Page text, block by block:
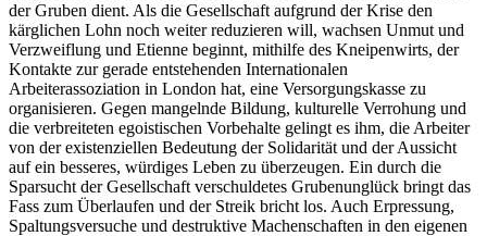
der Gruben dient. Als die Gesellschaft aufgrund der Krise den
kärglichen Lohn noch weiter reduzieren will, wachsen Unmut und
Verzweiflung und Etienne beginnt, mithilfe des Kneipenwirts, der
Kontakte zur gerade entstehenden Internationalen
Arbeiterassoziation in London hat, eine Versorgungskasse zu
organisieren. Gegen mangelnde Bildung, kulturelle Verrohung und
die verbreiteten egoistischen Vorbehalte gelingt es ihm, die Arbeiter
von der existenziellen Bedeutung der Solidarität und der Aussicht
auf ein besseres, würdiges Leben zu überzeugen. Ein durch die
Sparsucht der Gesellschaft verschuldetes Grubenunglück bringt das
Fass zum Überlaufen und der Streik bricht los. Auch Erpressung,
Spaltungsversuche und destruktive Machenschaften in den eigenen